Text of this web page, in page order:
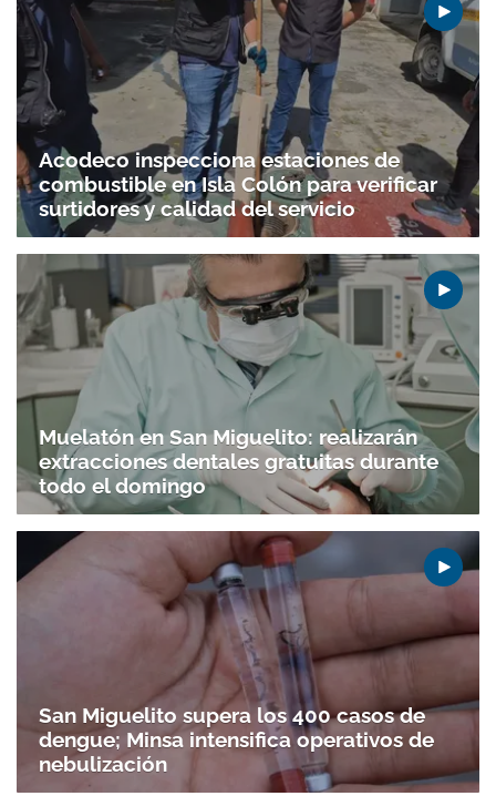
Gracias por suscribirte a nuestro boletín.
ACEPTAR
Acodeco inspecciona estaciones de
combustible en Isla Colón para verificar
surtidores y calidad del servicio
Muelatón en San Miguelito: realizarán
extracciones dentales gratuitas durante
todo el domingo
San Miguelito supera los 400 casos de
dengue; Minsa intensifica operativos de
nebulización